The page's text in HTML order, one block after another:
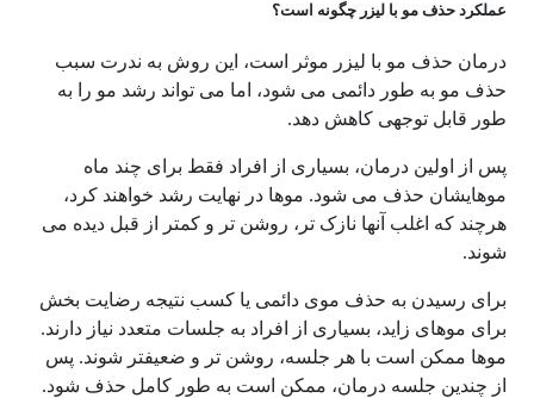
عملکرد حذف مو با لیزر چگونه است؟
درمان حذف مو با لیزر موثر است، این روش به ندرت سبب
حذف مو به طور دائمی می شود، اما می تواند رشد مو را به
طور قابل توجهی کاهش دهد.
پس از اولین درمان، بسیاری از افراد فقط برای چند ماه
موهایشان حذف می شود. موها در نهایت رشد خواهند کرد،
هرچند که اغلب آنها نازک تر، روشن تر و کمتر از قبل دیده می
شوند.
برای رسیدن به حذف موی دائمی یا کسب نتیجه رضایت بخش
برای موهای زاید، بسیاری از افراد به جلسات متعدد نیاز دارند.
موها ممکن است با هر جلسه، روشن تر و ضعیفتر شوند. پس
از چندین جلسه درمان، ممکن است به طور کامل حذف شود.